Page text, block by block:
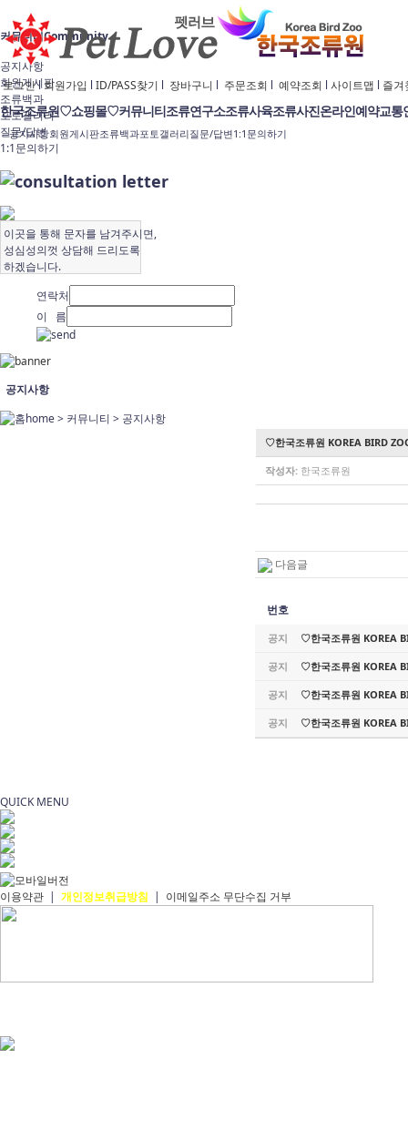
로그인l회원가입 l ID/PASS찾기 l 장바구니 l 주문조회 l 예약조회 l 사이트맵 l 즐겨
한국조류원♡쇼핑몰♡커뮤니티조류연구소조류사육조류사진온라인예약교통
공지사항회원게시판조류백과포토갤러리질문/답변1:1문의하기
커뮤니티Community
공지사항
회원게시판
조류백과
포토갤러리
질문/답변
1:1문의하기
이곳을 통해 문자를 남겨주시면,
성심성의껏 상담해 드리도록
하겠습니다.
연락처
이 름
공지사항
home > 커뮤니티 > 공지사항
♡한국조류원 KOREA BIRD
작성자: 한국조류원
다음글
번호
공지 ♡한국조류원 KOREA
공지 ♡한국조류원 KOREA
공지 ♡한국조류원 KOREA
공지 ♡한국조류원 KOREA
QUICK MENU
이용약관 | 개인정보취급방침 | 이메일주소 무단수집 거부